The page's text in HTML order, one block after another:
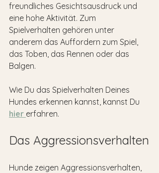
freundliches Gesichtsausdruck und
eine hohe Aktivität. Zum
Spielverhalten gehören unter
anderem das Auffordern zum Spiel,
das Toben, das Rennen oder das
Balgen.
Wie Du das Spielverhalten Deines
Hundes erkennen kannst, kannst Du
hier erfahren.
Das Aggressionsverhalten
Hunde zeigen Aggressionsverhalten,